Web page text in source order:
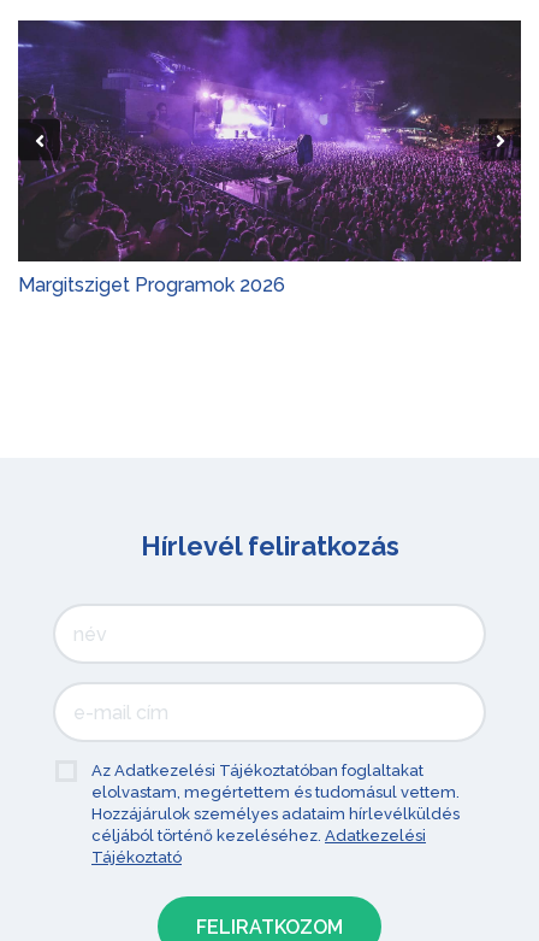
Margitsziget Programok 2026
Hírlevél feliratkozás
Az Adatkezelési Tájékoztatóban foglaltakat
elolvastam, megértettem és tudomásul vettem.
Hozzájárulok személyes adataim hírlevélküldés
céljából történő kezeléséhez. Adatkezelési
Tájékoztató